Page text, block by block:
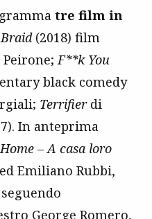
tre film in
Braid(2018) film
F**k You
black comedy
Terrifierdi
In anteprima
– A casa loro
Emiliano Rubbi,
George Romero,